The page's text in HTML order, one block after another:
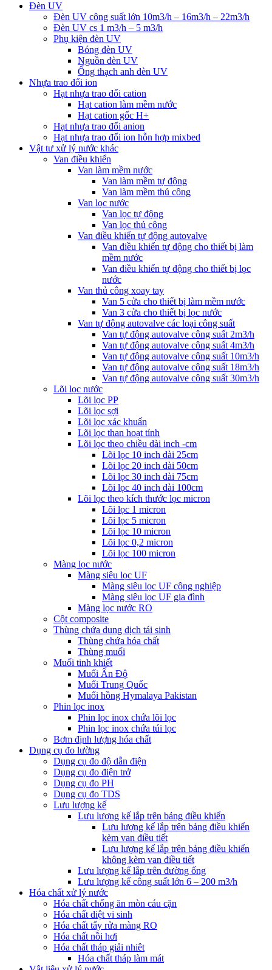
Đèn UV
Đèn UV công suất lớn 10m3/h – 16m3/h – 22m3/h
Đèn UV cs 1 m3/h – 5 m3/h
Phụ kiện đèn UV
Bóng đèn UV
Nguồn đèn UV
Ống thạch anh đèn UV
Nhựa trao đổi ion
Hạt nhựa trao đổi cation
Hạt cation làm mềm nước
Hạt cation gốc H+
Hạt nhựa trao đổi anion
Hạt nhựa trao đổi ion hỗn hợp mixbed
Vật tư xử lý nước khác
Van điều khiển
Van làm mềm nước
Van làm mềm tự động
Van làm mềm thủ công
Van lọc nước
Van lọc tự động
Van lọc thủ công
Van điều khiển tự động autovalve
Van điều khiển tự động cho thiết bị làm
mềm nước
Van điều khiển tự động cho thiết bị lọc
nước
Van thủ công xoay tay
Van 5 cửa cho thiết bị làm mềm nước
Van 3 cửa cho thiết bị lọc nước
Van tự động autovalve các loại công suất
Van tự động autovalve công suất 2m3/h
Van tự động autovalve công suất 4m3/h
Van tự động autovalve công suất 10m3/h
Van tự động autovalve công suất 18m3/h
Van tự động autovalve công suất 30m3/h
Lõi lọc nước
Lõi lọc PP
Lõi lọc sợi
Lõi lọc xác khuẩn
Lõi lọc than hoạt tính
Lõi lọc theo chiều dài inch -cm
Lõi lọc 10 inch dài 25cm
Lõi lọc 20 inch dài 50cm
Lõi lọc 30 inch dài 75cm
Lõi lọc 40 inch dài 100cm
Lõi lọc theo kích thước lọc micron
Lõi lọc 1 micron
Lõi lọc 5 micron
Lõi lọc 10 micron
Lõi lọc 0,2 micron
Lõi lọc 100 micron
Màng lọc nước
Màng siêu lọc UF
Màng siêu lọc UF công nghiệp
Màng siêu lọc UF gia đình
Màng lọc nước RO
Cột composite
Thùng chứa dung dịch tái sinh
Thùng chứa hóa chất
Thùng muối
Muối tinh khiết
Muối Ấn Độ
Muối Trung Quốc
Muối hồng Hymalaya Pakistan
Phin lọc inox
Phin lọc inox chứa lõi lọc
Phin lọc inox chứa túi lọc
Bơm định lượng hóa chất
Dụng cụ đo lường
Dụng cụ đo độ dẫn điện
Dụng cụ đo điện trở
Dụng cụ đo PH
Dụng cụ đo TDS
Lưu lượng kế
Lưu lượng kế lắp trên bảng điều khiển
Lưu lượng kế lắp trên bảng điều khiển
kèm van điều tiết
Lưu lượng kế lắp trên bảng điều khiển
không kèm van điều tiết
Lưu lượng kế lắp trên đường ống
Lưu lượng kế công suất lớn 6 – 200 m3/h
Hóa chất xử lý nước
Hóa chất chống ăn mòn cáu cặn
Hóa chất diệt vi sinh
Hóa chất tẩy rửa màng RO
Hóa chất nồi hơi
Hóa chất tháp giải nhiêt
Hóa chất tháp làm mát